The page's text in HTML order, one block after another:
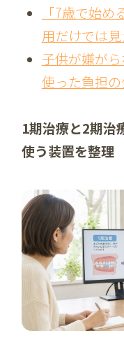
「7歳で始
用だけでは
子供が嫌が
使った負担
1期治療と2期治
使う装置を整理